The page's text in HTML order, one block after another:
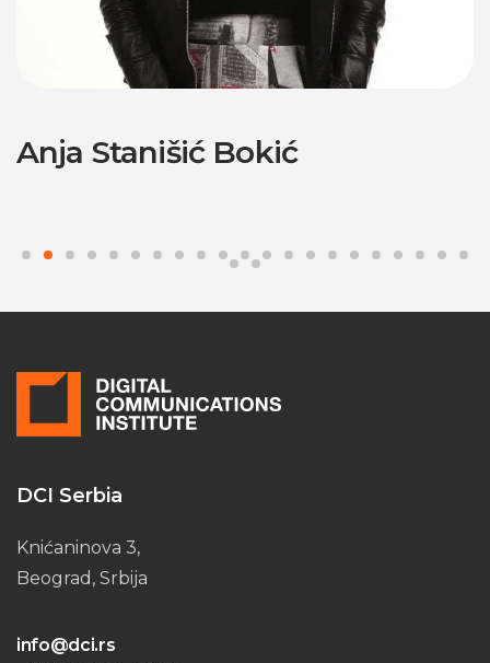
Anja Stanišić Bokić
DCI Serbia
Knićaninova 3,
Beograd, Srbija
info@dci.rs